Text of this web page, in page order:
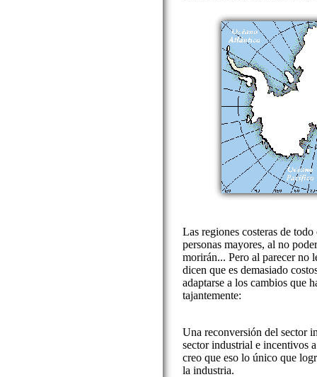
Las regiones costeras de
personas mayores, al no
morirán... Pero al parecer no
dicen que es demasiado
adaptarse a los cambios que
tajantemente:
Una reconversión del sector
sector industrial e incentivos
creo que eso lo único que
la industria.